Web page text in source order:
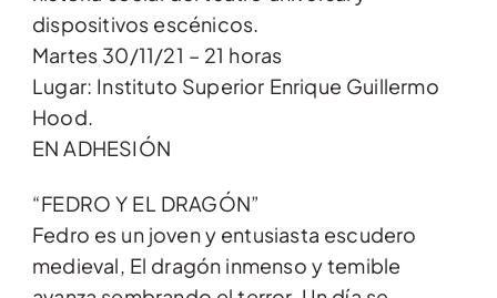
dispositivos escénicos.
Martes 30/11/21 – 21 horas
Lugar: Instituto Superior Enrique Guillermo
Hood.
EN ADHESIÓN
“FEDRO Y EL DRAGÓN”
Fedro es un joven y entusiasta escudero
medieval, El dragón inmenso y temible